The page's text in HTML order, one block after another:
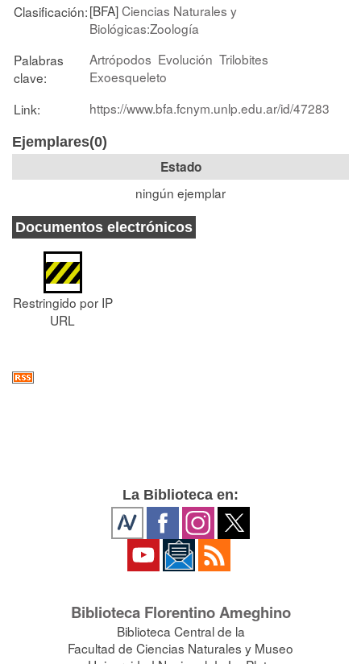
Clasificación:[BFA]Ciencias Naturales y
Biológicas:Zoología
Palabras
clave:
Artrópodos Evolución Trilobites
Exoesqueleto
Link:
https://www.bfa.fcnym.unlp.edu.ar/id/47283
Ejemplares(0)
Estado
ningún ejemplar
Documentos electrónicos
Restringido por IP
URL
La Biblioteca en:
Biblioteca Florentino Ameghino
Biblioteca Central de la
Facultad de Ciencias Naturales y Museo